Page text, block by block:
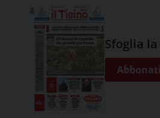
Sfoglia